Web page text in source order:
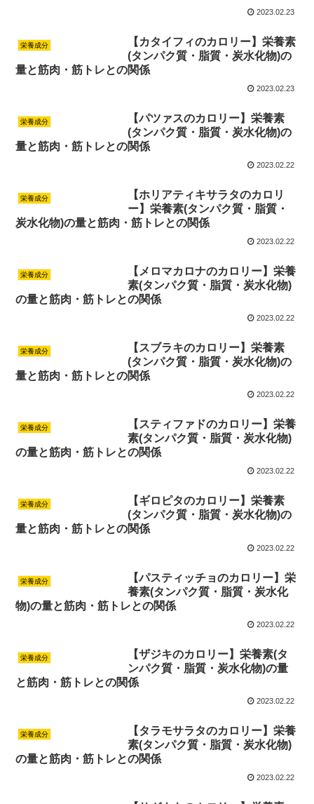
2023.02.23
栄養成分
【カタイフィのカロリー】栄養素
(タンパク質・脂質・炭水化物)の
量と筋肉・筋トレとの関係
2023.02.23
栄養成分
【パツァスのカロリー】栄養素
(タンパク質・脂質・炭水化物)の
量と筋肉・筋トレとの関係
2023.02.22
栄養成分
【ホリアティキサラタのカロリ
ー】栄養素(タンパク質・脂質・
炭水化物)の量と筋肉・筋トレとの関係
2023.02.22
栄養成分
【メロマカロナのカロリー】栄養
素(タンパク質・脂質・炭水化物)
の量と筋肉・筋トレとの関係
2023.02.22
栄養成分
【スブラキのカロリー】栄養素
(タンパク質・脂質・炭水化物)の
量と筋肉・筋トレとの関係
2023.02.22
栄養成分
【スティファドのカロリー】栄養
素(タンパク質・脂質・炭水化物)
の量と筋肉・筋トレとの関係
2023.02.22
栄養成分
【ギロピタのカロリー】栄養素
(タンパク質・脂質・炭水化物)の
量と筋肉・筋トレとの関係
2023.02.22
栄養成分
【パスティッチョのカロリー】栄
養素(タンパク質・脂質・炭水化
物)の量と筋肉・筋トレとの関係
2023.02.22
栄養成分
【ザジキのカロリー】栄養素(タ
ンパク質・脂質・炭水化物)の量
と筋肉・筋トレとの関係
2023.02.22
栄養成分
【タラモサラタのカロリー】栄養
素(タンパク質・脂質・炭水化物)
の量と筋肉・筋トレとの関係
2023.02.22